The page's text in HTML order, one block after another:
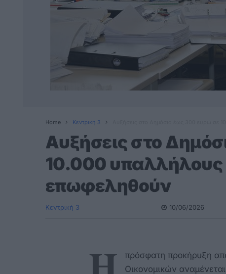
Home Κεντρική 3
Αυξήσεις στο
10.000 υπαλλήλους
επωφεληθούν
Κεντρική 3 10/06/2026
πρόσφατη προκήρυξη
Οικονομικών